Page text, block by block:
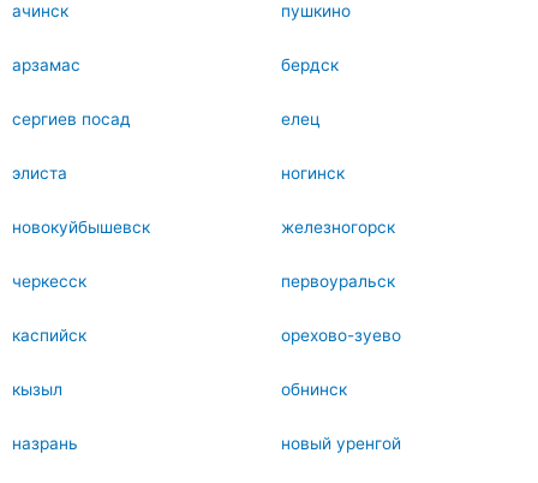
ачинск пушкино
арзамас бердск
сергиев посад елец
элиста ногинск
новокуйбышевск железногорск
черкесск первоуральск
каспийск орехово-зуево
кызыл обнинск
назрань новый уренгой